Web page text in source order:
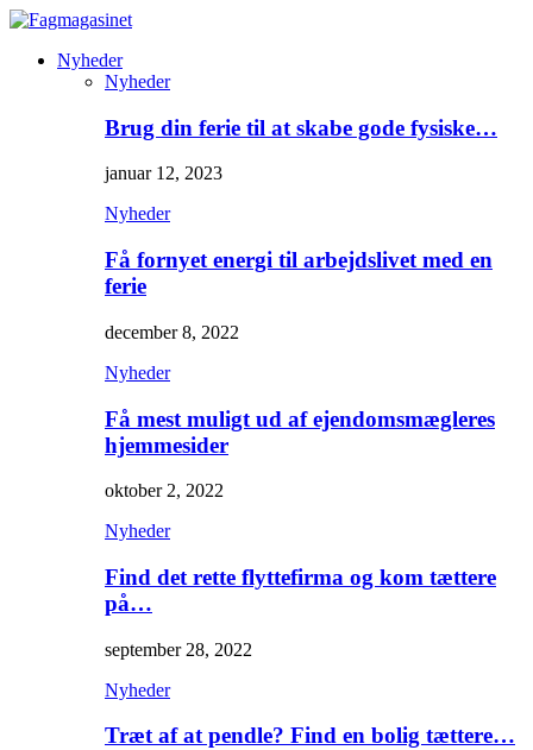
Nyheder
Nyheder
Brug din ferie til at skabe gode fysiske…
januar 12, 2023
Nyheder
Få fornyet energi til arbejdslivet med en
ferie
december 8, 2022
Nyheder
Få mest muligt ud af ejendomsmægleres
hjemmesider
oktober 2, 2022
Nyheder
Find det rette flyttefirma og kom tættere
på…
september 28, 2022
Nyheder
Træt af at pendle? Find en bolig tættere…